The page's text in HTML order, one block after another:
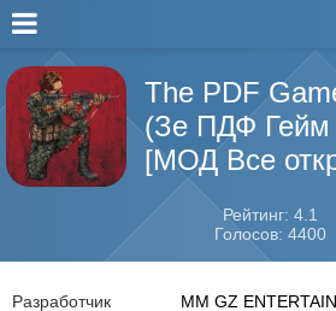
The PDF
(Зе ПДФ Гейм
[МОД Все
Рейтинг: 4.1
Голосов: 4400
Разработчик MM GZ